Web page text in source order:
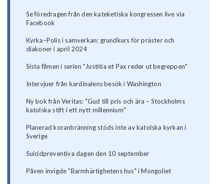
Se föredragen från den kateketiska kongressen live via
Facebook
Kyrka–Polis i samverkan: grundkurs för präster och
diakoner i april 2024
Sista filmen i serien "Justitia et Pax reder ut begreppen"
Intervjuer från kardinalens besök i Washington
Ny bok från Veritas: "Gud till pris och ära – Stockholms
katolska stift i ett nytt millennium"
Planerad koranbränning stöds inte av katolska kyrkan i
Sverige
Suicidpreventiva dagen den 10 september
Påven invigde "Barmhärtighetens hus" i Mongoliet